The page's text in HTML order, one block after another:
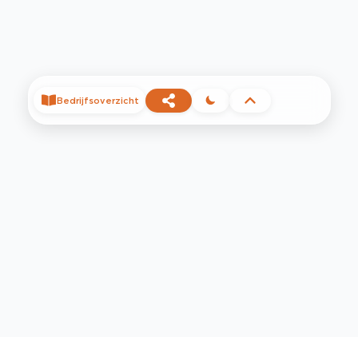
Bedrijfsoverzicht